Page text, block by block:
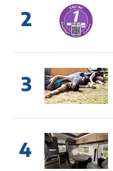
2
3
4